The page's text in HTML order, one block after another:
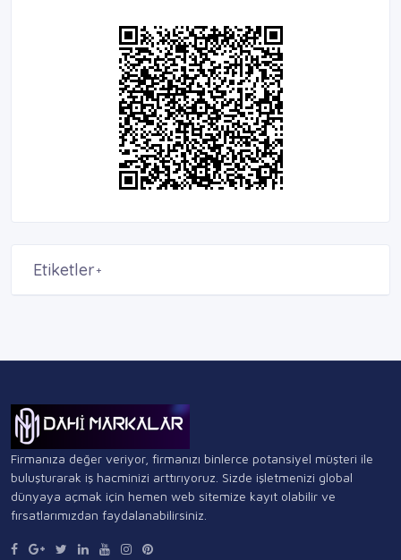
Etiketler+
Firmanıza değer veriyor, firmanızı binlerce potansiyel müşteri ile
buluşturarak iş hacminizi arttırıyoruz. Sizde işletmenizi global
dünyaya açmak için hemen web sitemize kayıt olabilir ve
fırsatlarımızdan faydalanabilirsiniz.